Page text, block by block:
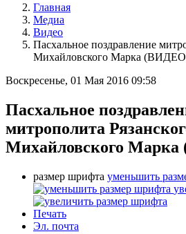
Главная
Медиа
Видео
Пасхальное поздравление
Михайловского Марка
Воскресенье, 01 Мая 2016 09:58
Пасхальное
митрополита
Михайловского
размер шрифта уменьшить
Печать
Эл. почта